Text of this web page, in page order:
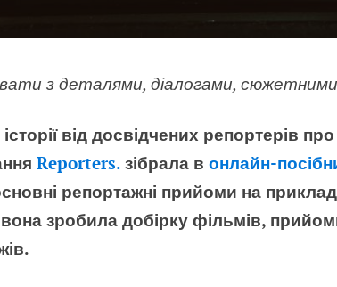
з деталями, діалогами, сюжетними
від досвідчених репортерів
Reporters. зібрала в онлайн-
репортажні прийоми на
зробила добірку фільмів,